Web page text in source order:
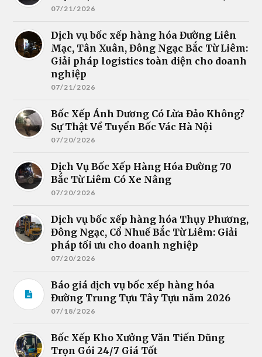
07/21/2026
Dịch vụ bốc xếp hàng hóa Đường Liên
Mạc, Tân Xuân, Đông Ngạc Bắc Từ Liêm:
Giải pháp logistics toàn diện cho doanh
nghiệp
07/21/2026
Bốc Xếp Ánh Dương Có Lừa Đảo Không?
Sự Thật Về Tuyển Bốc Vác Hà Nội
07/20/2026
Dịch Vụ Bốc Xếp Hàng Hóa Đường 70
Bắc Từ Liêm Có Xe Nâng
07/20/2026
Dịch vụ bốc xếp hàng hóa Thụy Phương,
Đông Ngạc, Cổ Nhuế Bắc Từ Liêm: Giải
pháp tối ưu cho doanh nghiệp
07/20/2026
Báo giá dịch vụ bốc xếp hàng hóa
Đường Trung Tựu Tây Tựu năm 2026
07/18/2026
Bốc Xếp Kho Xưởng Văn Tiến Dũng
Trọn Gói 24/7 Giá Tốt